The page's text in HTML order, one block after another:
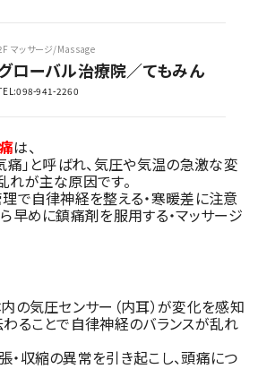
マッサージ/Massage
ローバル治療院／てもみん
941-2260
は、
痛」と呼ばれ、気圧や気温の急激な変
が主な原因です。
で自律神経を整える・寒暖差に注意
早めに鎮痛剤を服用する・マッサージ
の気圧センサー（内耳）が変化を感知
わることで自律神経のバランスが乱れ
・収縮の異常を引き起こし、頭痛につ